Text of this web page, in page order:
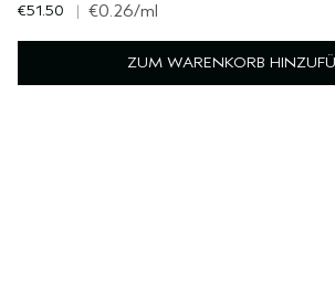
€51.50 | €0.26/ml
ZUM WARENKORB